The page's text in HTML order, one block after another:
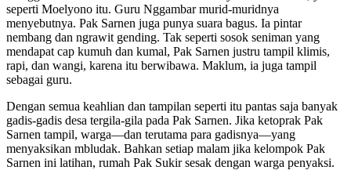
seperti Moelyono itu. Guru Nggambar murid-muridnya
menyebutnya. Pak Sarnen juga punya suara bagus. Ia pintar
nembang dan ngrawit gending. Tak seperti sosok seniman yang
mendapat cap kumuh dan kumal, Pak Sarnen justru tampil klimis,
rapi, dan wangi, karena itu berwibawa. Maklum, ia juga tampil
sebagai guru.
Dengan semua keahlian dan tampilan seperti itu pantas saja banyak
gadis-gadis desa tergila-gila pada Pak Sarnen. Jika ketoprak Pak
Sarnen tampil, warga—dan terutama para gadisnya—yang
menyaksikan mbludak. Bahkan setiap malam jika kelompok Pak
Sarnen ini latihan, rumah Pak Sukir sesak dengan warga penyaksi.